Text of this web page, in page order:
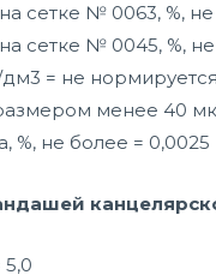
сетке № 0063, %,
сетке № 0045, %,
= не нормируется
менее 40
%, не более = 0,0025
5,0